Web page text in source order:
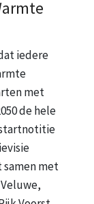
iedere
met
de hele
startnotitie
samen met